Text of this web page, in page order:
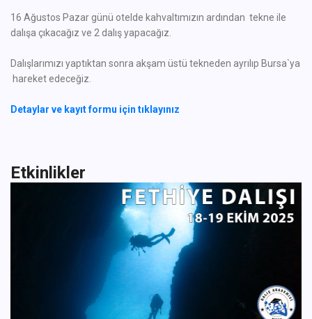
16 Ağustos Pazar günü otelde kahvaltımızın ardından tekne ile
dalışa çıkacağız ve 2 dalış yapacağız.
Dalışlarımızı yaptıktan sonra akşam üstü tekneden ayrılıp Bursa`ya
hareket edeceğiz.
Detaylar ve kayıt formu için tıklayınız
Etkinlikler